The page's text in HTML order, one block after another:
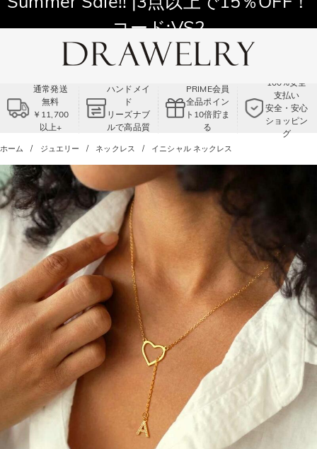
11,700円以上通常配送無料！
Summer Sale!! |3点以上で15％OFF！
コード:VS2
通常発送
無料
￥11,700
以上+
ハンドメイ
ド
リーズナブ
ルで高品質
PRIME会員
全品ポイン
ト10倍貯ま
る
100%安全
支払い
安全・安心
ショッピン
グ
ホーム ジュエリー ネックレス イニシャル ネックレス